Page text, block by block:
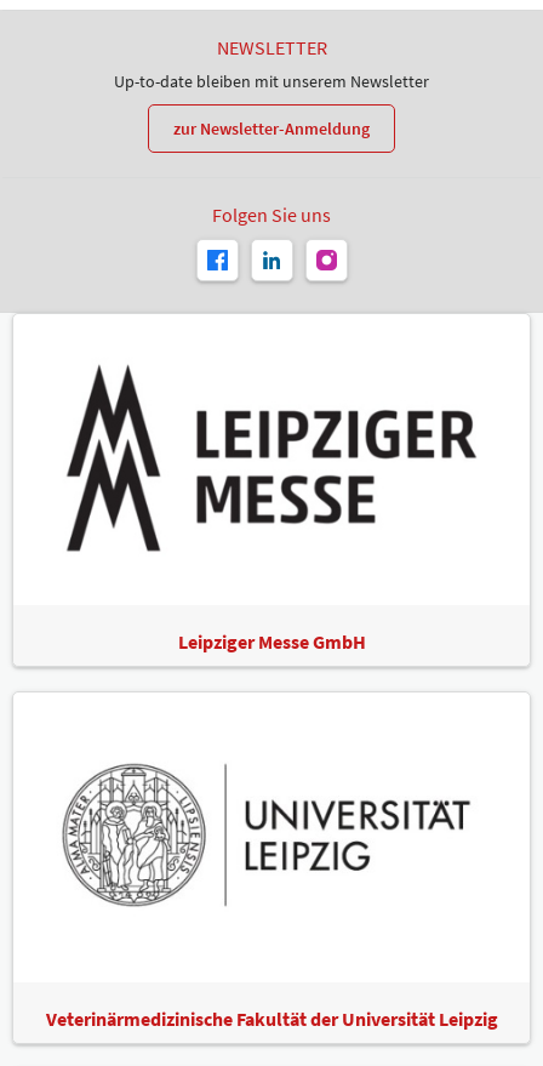
NEWSLETTER
Up-to-date bleiben mit unserem Newsletter
zur Newsletter-Anmeldung
Folgen Sie uns
Leipziger Messe GmbH
Veterinärmedizinische Fakultät der Universität Leipzig